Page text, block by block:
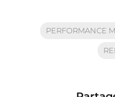
PERFORMANCE